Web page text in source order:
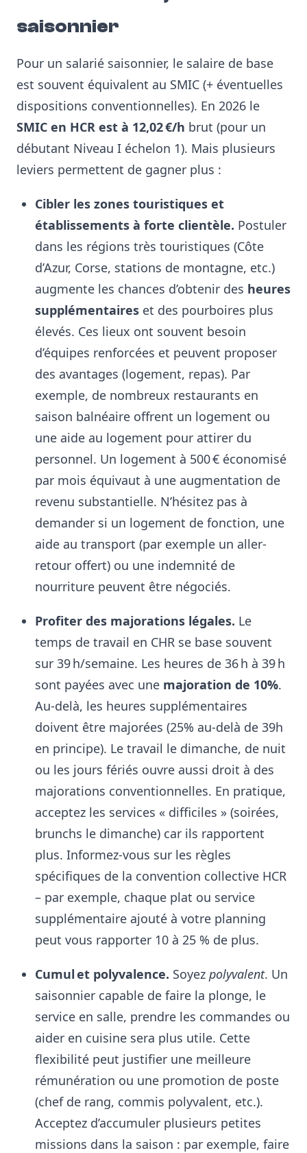
saisonnier
Pour un salarié saisonnier, le salaire de base
est souvent équivalent au SMIC (+ éventuelles
dispositions conventionnelles). En 2026 le
SMIC en HCR est à 12,02 €/h brut (pour un
débutant Niveau I échelon 1). Mais plusieurs
leviers permettent de gagner plus :
Cibler les zones touristiques et
établissements à forte clientèle. Postuler
dans les régions très touristiques (Côte
d’Azur, Corse, stations de montagne, etc.)
augmente les chances d’obtenir des heures
supplémentaires et des pourboires plus
élevés. Ces lieux ont souvent besoin
d’équipes renforcées et peuvent proposer
des avantages (logement, repas). Par
exemple, de nombreux restaurants en
saison balnéaire offrent un logement ou
une aide au logement pour attirer du
personnel. Un logement à 500 € économisé
par mois équivaut à une augmentation de
revenu substantielle. N’hésitez pas à
demander si un logement de fonction, une
aide au transport (par exemple un aller-
retour offert) ou une indemnité de
nourriture peuvent être négociés.
Profiter des majorations légales. Le
temps de travail en CHR se base souvent
sur 39 h/semaine. Les heures de 36 h à 39 h
sont payées avec une majoration de 10%.
Au-delà, les heures supplémentaires
doivent être majorées (25% au-delà de 39h
en principe). Le travail le dimanche, de nuit
ou les jours fériés ouvre aussi droit à des
majorations conventionnelles. En pratique,
acceptez les services « difficiles » (soirées,
brunchs le dimanche) car ils rapportent
plus. Informez-vous sur les règles
spécifiques de la convention collective HCR
– par exemple, chaque plat ou service
supplémentaire ajouté à votre planning
peut vous rapporter 10 à 25 % de plus.
Cumul et polyvalence. Soyez polyvalent. Un
saisonnier capable de faire la plonge, le
service en salle, prendre les commandes ou
aider en cuisine sera plus utile. Cette
flexibilité peut justifier une meilleure
rémunération ou une promotion de poste
(chef de rang, commis polyvalent, etc.).
Acceptez d’accumuler plusieurs petites
missions dans la saison : par exemple, faire